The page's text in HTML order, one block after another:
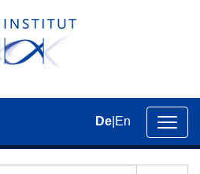
De En